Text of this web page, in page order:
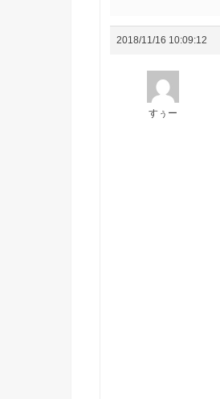
2018/11/16 10:09:12
すぅー